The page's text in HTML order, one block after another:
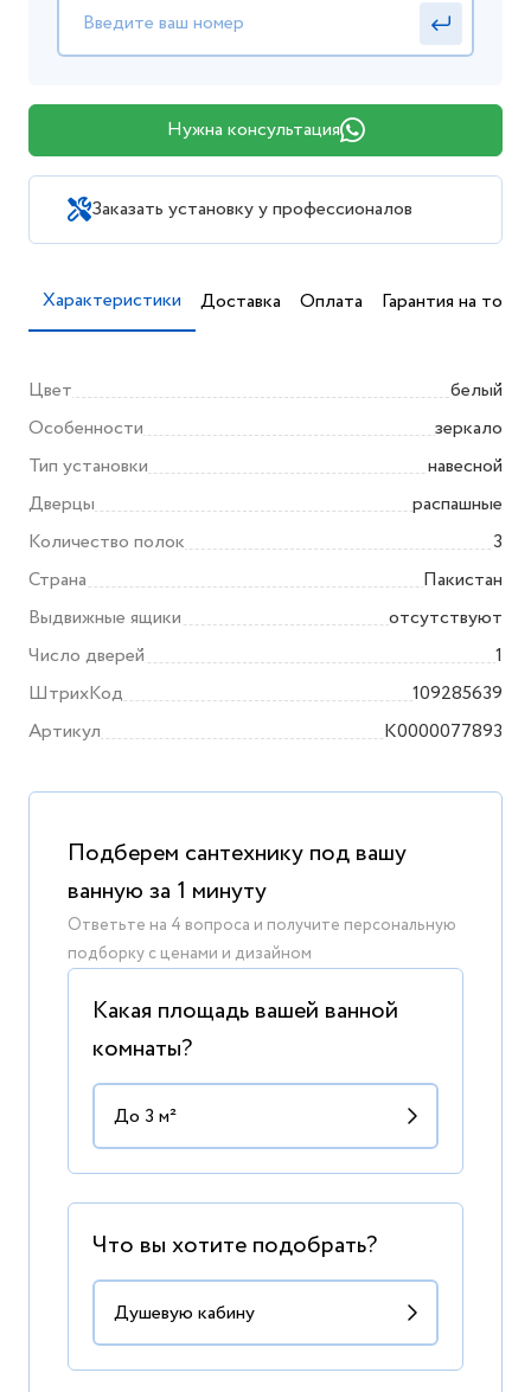
Нужна консультация
Заказать установку у профессионалов
Характеристики Доставка Оплата Гарантия на товар
Цвет
белый
Особенности
зеркало
Тип установки
навесной
Дверцы
распашные
Количество полок
3
Страна
Пакистан
Выдвижные ящики
отсутствуют
Число дверей
1
ШтрихКод
109285639
Артикул
K0000077893
Подберем сантехнику под вашу
ванную за 1 минуту
Ответьте на 4 вопроса и получите персональную
подборку с ценами и дизайном
Какая площадь вашей ванной
комнаты?
Что вы хотите подобрать?